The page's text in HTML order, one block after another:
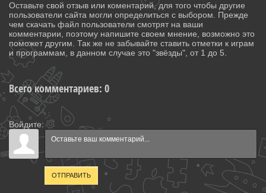
Оставьте свой отзыв или коментарий, для того чтобы другие
пользователи сайта могли определиться с выбором. Прежде
чем скачать файл пользователи смотрят на ваши
комментарии, поэтому напишите своем мнение, возможно это
поможет другим. Так же не забывайте ставить отметки к играм
и программам, в данном случае это "звёзды", от 1 до 5.
Всего комментариев: 0
Войдите:
ОТПРАВИТЬ